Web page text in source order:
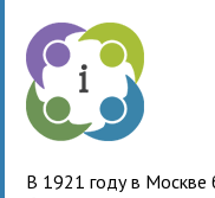
В 1921 году в Москве